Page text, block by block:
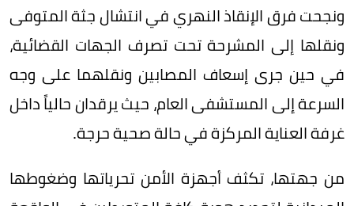
ونجحت فرق الإنقاذ النهري في انتشال جثة المتوفى
ونقلها إلى المشرحة تحت تصرف الجهات القضائية،
في حين جرى إسعاف المصابين ونقلهما على وجه
السرعة إلى المستشفى العام، حيث يرقدان حالياً داخل
غرفة العناية المركزة في حالة صحية حرجة.
من جهتها، تكثف أجهزة الأمن تحرياتها وضغوطها